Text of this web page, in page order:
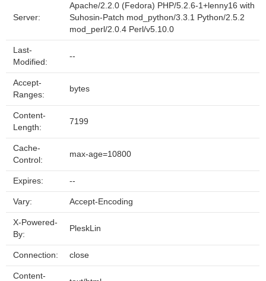
Server:
Apache/2.2.0 (Fedora) PHP/5.2.6-1+lenny16 with
Suhosin-Patch mod_python/3.3.1 Python/2.5.2
mod_perl/2.0.4 Perl/v5.10.0
Last-
Modified:
--
Accept-
Ranges:
bytes
Content-
Length:
7199
Cache-
Control:
max-age=10800
Expires: --
Vary: Accept-Encoding
X-Powered-
By:
PleskLin
Connection: close
Content-